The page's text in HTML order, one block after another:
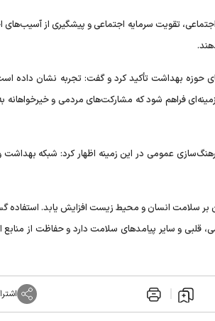
تقویت سرمایه اجتماعی و پیشگیری از آسیب‌های
حوزه بهداشت تأکید کرد و گفت: تجربه نشان داده
فراهم شود که مشارکت‌های مردمی و خیرخواهانه
عمومی در این زمینه اظهار کرد: شبکه بهداشت
بر سلامت انسان و محیط زیست افزایش یابد. استفاده
قلبی و سایر پیامدهای سلامت دارد و حفاظت از منابع